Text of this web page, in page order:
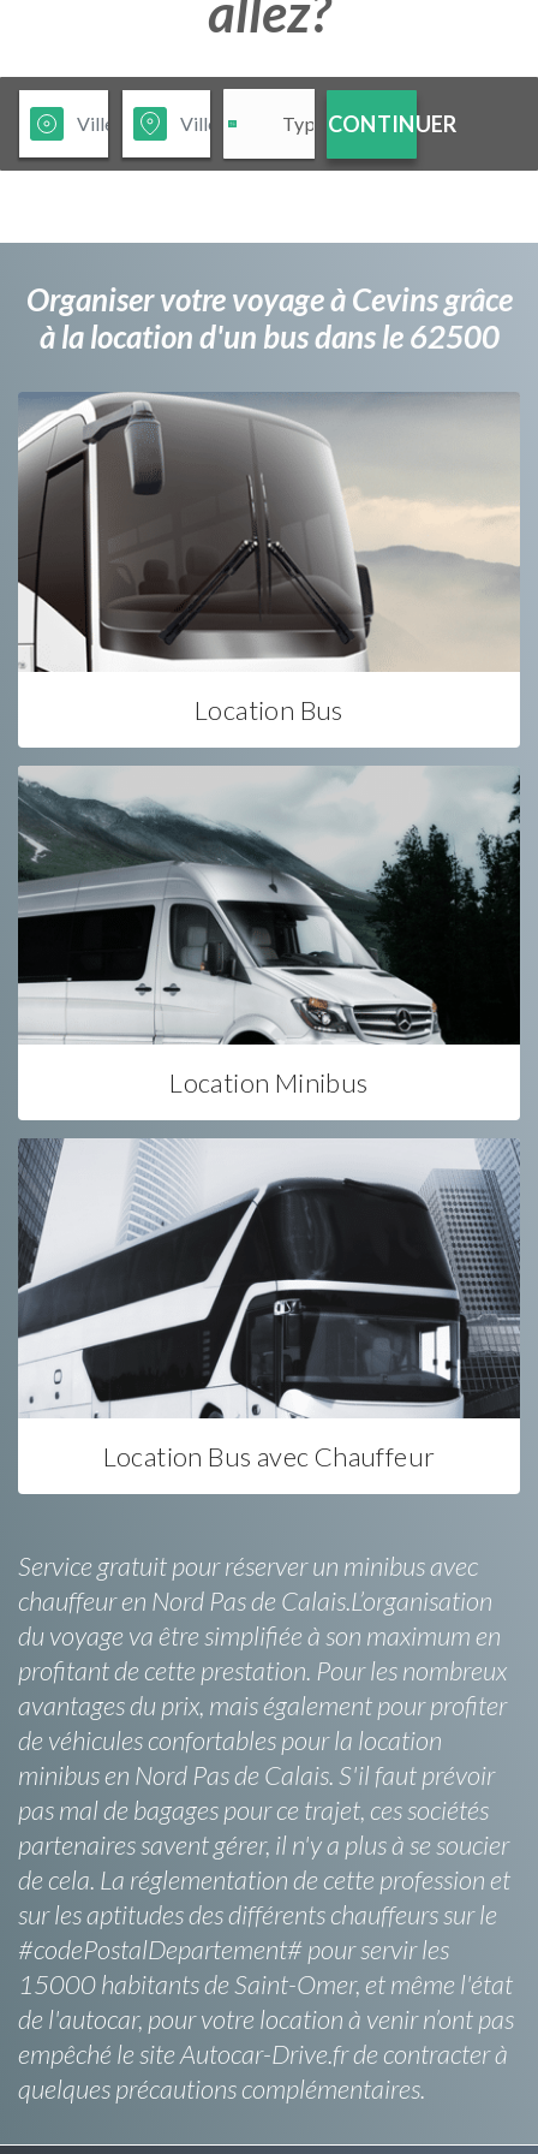
CONTINUER
Organiser votre voyage à Cevins grâce
à la location d'un bus dans le 62500
Location Bus
Location Minibus
Location Bus avec Chauffeur
Service gratuit pour réserver un minibus avec
chauffeur en Nord Pas de Calais.L’organisation
du voyage va être simplifiée à son maximum en
profitant de cette prestation. Pour les nombreux
avantages du prix, mais également pour profiter
de véhicules confortables pour la location
minibus en Nord Pas de Calais. S'il faut prévoir
pas mal de bagages pour ce trajet, ces sociétés
partenaires savent gérer, il n'y a plus à se soucier
de cela. La réglementation de cette profession et
sur les aptitudes des différents chauffeurs sur le
#codePostalDepartement# pour servir les
15000 habitants de Saint-Omer, et même l'état
de l'autocar, pour votre location à venir n’ont pas
empêché le site Autocar-Drive.fr de contracter à
quelques précautions complémentaires.